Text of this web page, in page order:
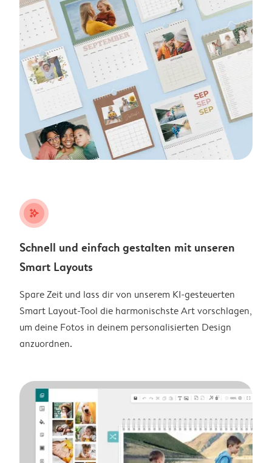
stars_plus
Schnell und einfach gestalten mit unseren
Smart Layouts
Spare Zeit und lass dir von unserem KI-gesteuerten
Smart Layout-Tool die harmonischste Art vorschlagen,
um deine Fotos in deinem personalisierten Design
anzuordnen.